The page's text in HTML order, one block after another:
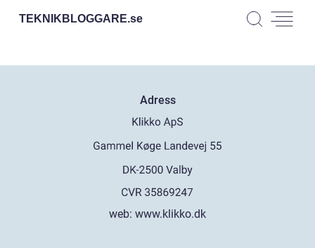
TEKNIKBLOGGARE.se
Adress
web: www.klikko.dk